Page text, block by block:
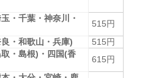
・千葉・神奈川・
515円
・和歌山・兵庫)
515円
・島根)・四国(香
615円